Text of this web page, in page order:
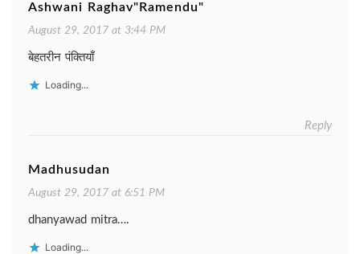
Ashwani Raghav"Ramendu"
August 29, 2017 at 3:44 PM
बेहतरीन पंक्तियाँ
Loading...
Reply
Madhusudan
August 29, 2017 at 6:51 PM
dhanyawad mitra….
Loading...